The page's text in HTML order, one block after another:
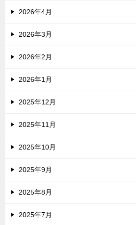
2026年4月
2026年3月
2026年2月
2026年1月
2025年12月
2025年11月
2025年10月
2025年9月
2025年8月
2025年7月